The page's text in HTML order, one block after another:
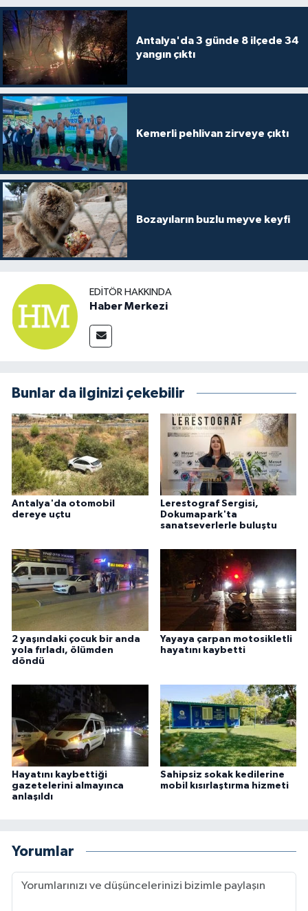
Antalya'da 3 günde 8 ilçede 34
yangın çıktı
Kemerli pehlivan zirveye çıktı
Bozayıların buzlu meyve keyfi
EDITÖR HAKKINDA
Haber Merkezi
Bunlar da ilginizi çekebilir
Antalya'da otomobil
dereye uçtu
Lerestograf Sergisi,
Dokumapark'ta
sanatseverlerle buluştu
2 yaşındaki çocuk bir anda
yola fırladı, ölümden
döndü
Yayaya çarpan motosikletli
hayatını kaybetti
Hayatını kaybettiği
gazetelerini almayınca
anlaşıldı
Sahipsiz sokak kedilerine
mobil kısırlaştırma hizmeti
Yorumlar